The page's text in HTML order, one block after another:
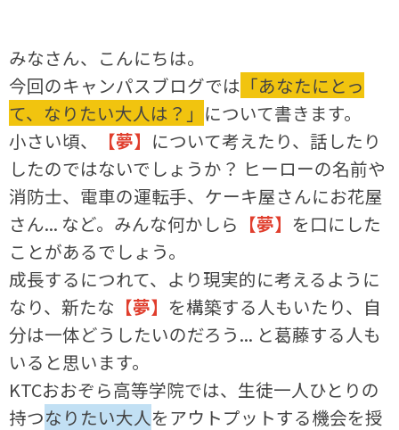
みなさん、こんにちは。
今回のキャンパスブログでは 「あなたにとっ
て、なりたい大人は？」 について書きます。
小さい頃、
【夢】 について考えたり、話したり
したのではないでしょうか？ ヒーローの名前や
消防士、電車の運転手、ケーキ屋さんにお花屋
さん... など。みんな何かしら 【夢】 を口にした
ことがあるでしょう。
成長するにつれて、より現実的に考えるように
なり、新たな 【夢】 を構築する人もいたり、自
分は一体どうしたいのだろう... と葛藤する人も
いると思います。
KTCおおぞら高等学院では、生徒一人ひとりの
持つなりたい大人をアウトプットする機会を授